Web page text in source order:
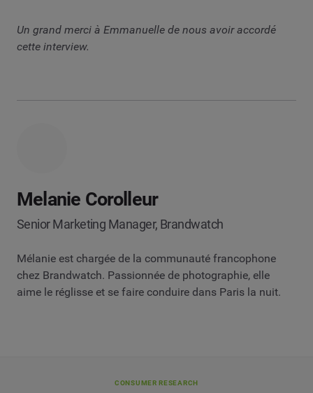
Un grand merci à Emmanuelle de nous avoir accordé
cette interview.
Melanie Corolleur
Senior Marketing Manager, Brandwatch
Mélanie est chargée de la communauté francophone
chez Brandwatch. Passionnée de photographie, elle
aime le réglisse et se faire conduire dans Paris la nuit.
CONSUMER RESEARCH